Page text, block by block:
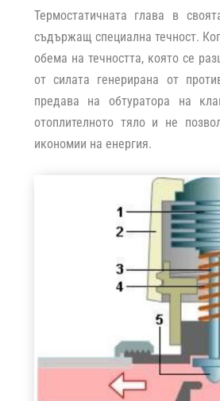
Термостатичната глава в
съдържащ специална течност.
обема на течността, която се
от силата генерирана от
предава на обтуратора на
отоплителното тяло и не
икономии на енергия.